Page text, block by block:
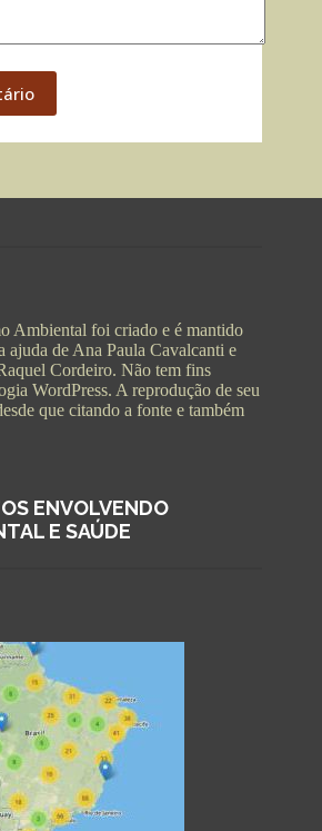
Ambiental foi criado e é mantido
ajuda de Ana Paula Cavalcanti e
Cordeiro. Não tem fins
WordPress. A reprodução de seu
que citando a fonte e também
ENVOLVENDO
E SAÚDE